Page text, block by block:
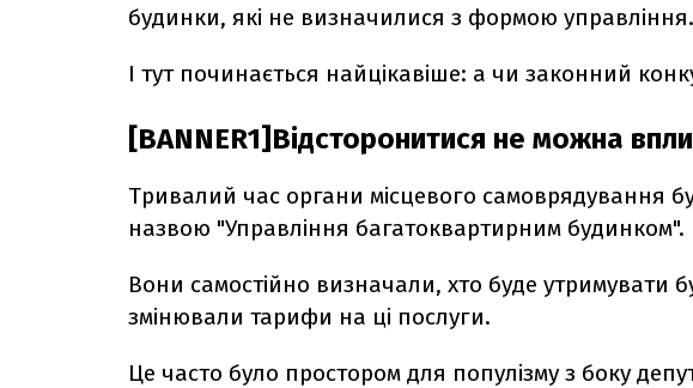
будинки, які не визначилися з формою управління.
І тут починається найцікавіше: а чи законний
[BANNER1]Відсторонитися не можна
Тривалий час органи місцевого самоврядування
назвою "Управління багатоквартирним будинком".
Вони самостійно визначали, хто буде утримувати
змінювали тарифи на ці послуги.
Це часто було простором для популізму з боку